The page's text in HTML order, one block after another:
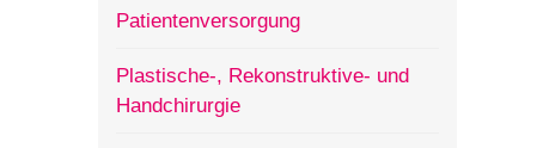
Patientenversorgung
Plastische-, Rekonstruktive- und
Handchirurgie